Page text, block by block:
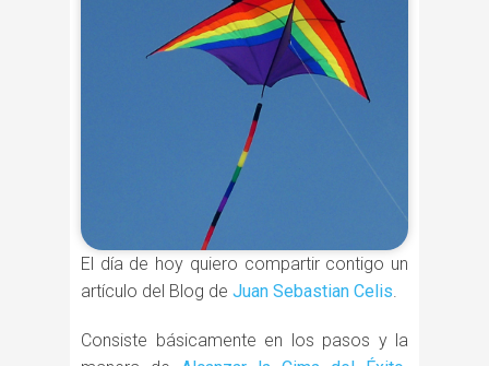
El día de hoy quiero compartir contigo un
artículo del Blog de Juan Sebastian Celis.
Consiste básicamente en los pasos y la